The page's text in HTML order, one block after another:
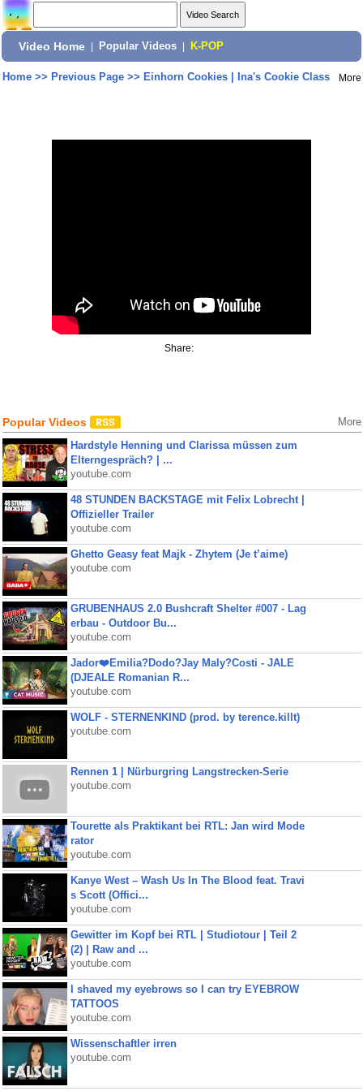
Video Home Popular Videos K-POP
Home>> Previous Page>> Einhorn Cookies | Ina's Cookie Class More
Share:
Popular Videos More
Hardstyle Henning und Clarissa müssen zum
Elterngespräch? | ...
youtube.com
48 STUNDEN BACKSTAGE mit Felix Lobrecht |
Offizieller Trailer
youtube.com
Ghetto Geasy feat Majk - Zhytem (Je t’aime)
youtube.com
GRUBENHAUS 2.0 Bushcraft Shelter #007 - Lag
erbau - Outdoor Bu...
youtube.com
Jador❤️Emilia?Dodo?Jay Maly?Costi - JALE
(DJEALE Romanian R...
youtube.com
WOLF - STERNENKIND (prod. by terence.killt)
youtube.com
Rennen 1 | Nürburgring Langstrecken-Serie
youtube.com
Tourette als Praktikant bei RTL: Jan wird Mode
rator
youtube.com
Kanye West – Wash Us In The Blood feat. Travi
s Scott (Offici...
youtube.com
Gewitter im Kopf bei RTL | Studiotour | Teil 2
(2) | Raw and ...
youtube.com
I shaved my eyebrows so I can try EYEBROW
TATTOOS
youtube.com
Wissenschaftler irren
youtube.com